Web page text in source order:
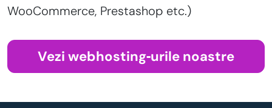
WooCommerce, Prestashop etc.)
Vezi webhosting‑urile noastre